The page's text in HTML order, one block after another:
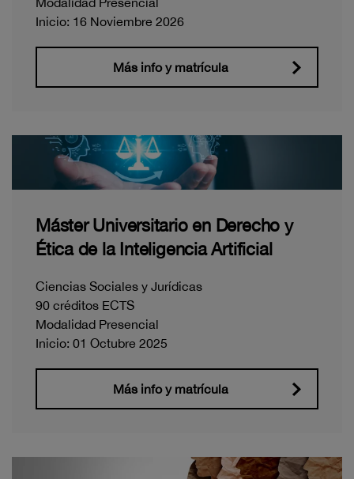
Inicio: 16 Noviembre 2026
Más info y matrícula
Máster Universitario en Derecho y
Ética de la Inteligencia Artificial
Ciencias Sociales y Jurídicas
90 créditos ECTS
Modalidad Presencial
Inicio: 01 Octubre 2025
Más info y matrícula